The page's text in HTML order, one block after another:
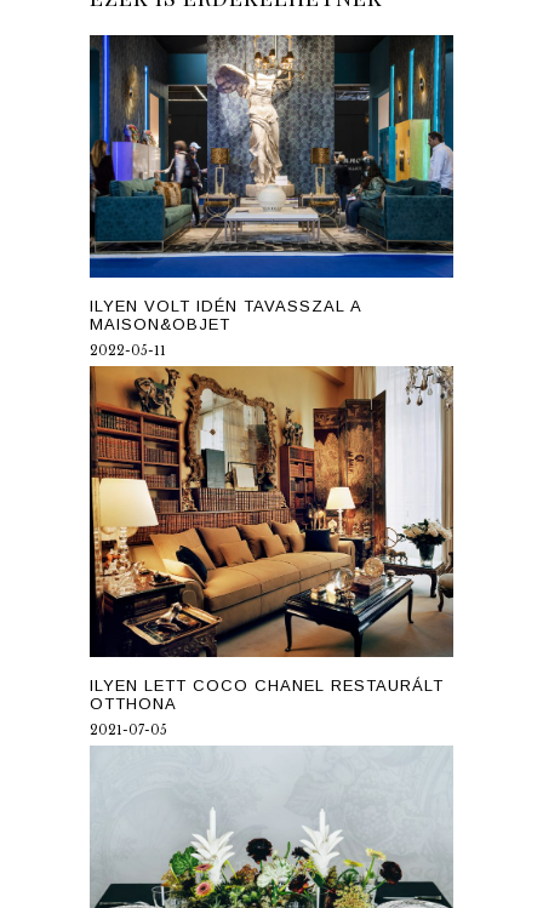
ILYEN VOLT IDÉN TAVASSZAL A
MAISON&OBJET
2022-05-11
ILYEN LETT COCO CHANEL RESTAURÁLT
OTTHONA
2021-07-05